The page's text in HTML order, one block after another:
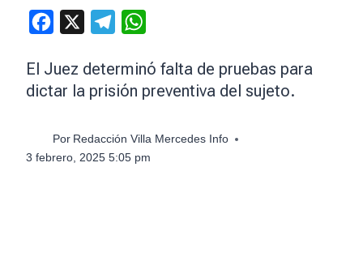
Facebook Telegram
El Juez determinó falta de pruebas para
dictar la prisión preventiva del sujeto.
Por Redacción Villa Mercedes Info
3 febrero, 2025 5:05 pm